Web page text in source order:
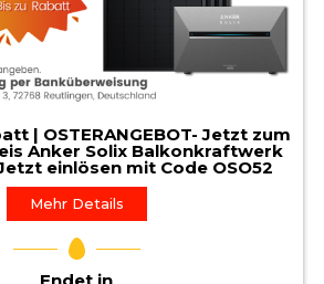
| OSTERANGEBOT- Jetzt zum
Anker Solix Balkonkraftwerk
einlösen mit Code OSO52
Mehr Details